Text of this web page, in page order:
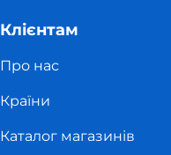
Клієнтам
Про нас
Країни
Каталог магазинів